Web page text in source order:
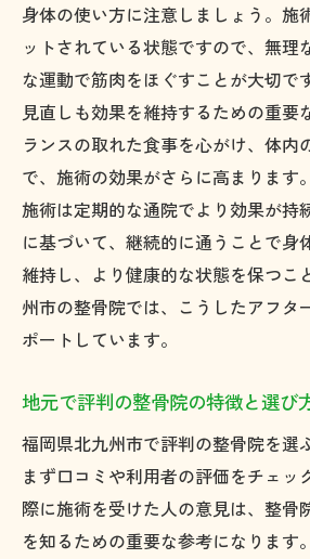
身体の使い方に注意しましょう。施
ットされている状態ですので、無理
な運動で筋肉をほぐすことが大切で
見直しも効果を維持するための重要
ランスの取れた食事を心がけ、体内
で、施術の効果がさらに高まります
施術は定期的な通院でより効果が持
に基づいて、継続的に通うことで身
維持し、より健康的な状態を保つこ
州市の整骨院では、こうしたアフタ
ポートしています。
地元で評判の整骨院の特徴と選び
福岡県北九州市で評判の整骨院を選
まず口コミや利用者の評価をチェッ
際に施術を受けた人の意見は、整骨
を知るための重要な参考になります